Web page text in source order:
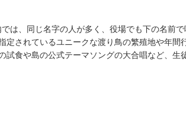
は、同じ名字の人が多く、役場でも下の名前で
されているユニークな渡り鳥の繁殖地や年間
食や島の公式テーマソングの大合唱など、生